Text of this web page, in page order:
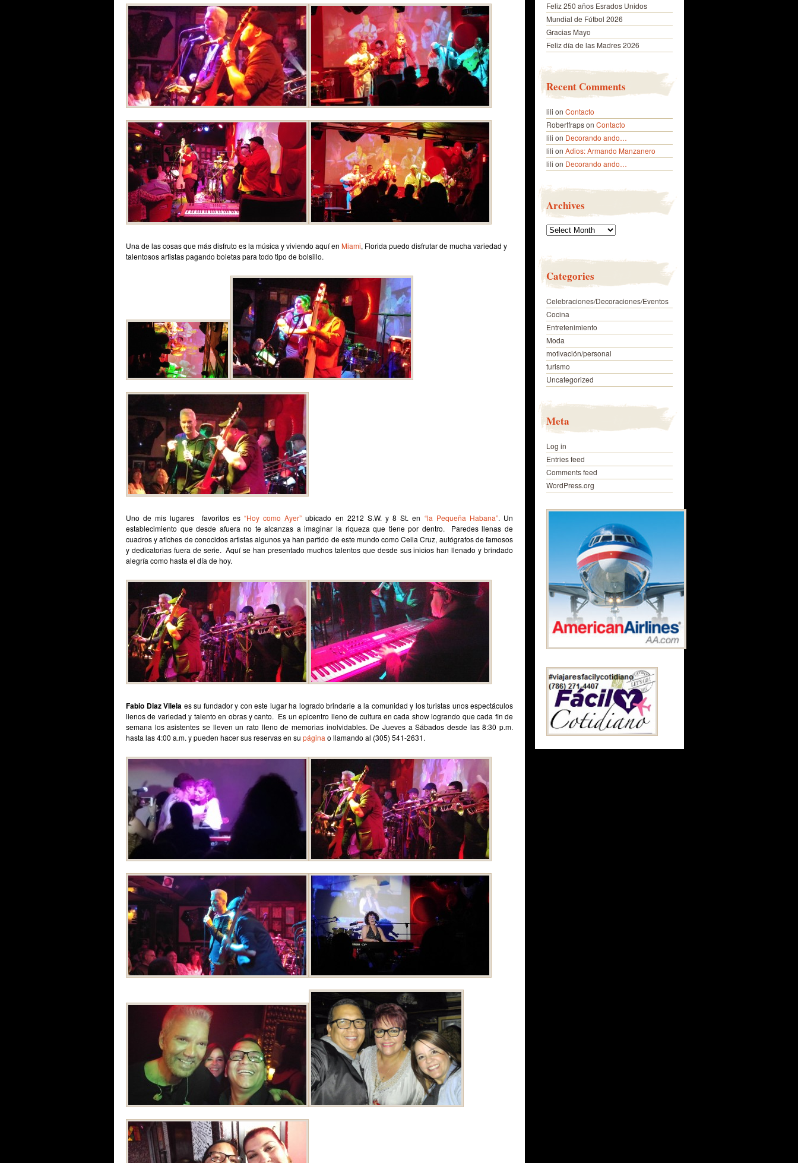
Una de las cosas que más disfruto es la música y viviendo aquí en Miami, Florida puedo disfrutar de mucha variedad y
talentosos artistas pagando boletas para todo tipo de bolsillo.
Uno de mis lugares favoritos es “Hoy como Ayer” ubicado en 2212 S.W. y 8 St. en “la Pequeña Habana”. Un
establecimiento que desde afuera no te alcanzas a imaginar la riqueza que tiene por dentro. Paredes llenas de
cuadros y afiches de conocidos artistas algunos ya han partido de este mundo como Celia Cruz, autógrafos de famosos
y dedicatorias fuera de serie. Aquí se han presentado muchos talentos que desde sus inicios han llenado y brindado
alegría como hasta el día de hoy.
Fabio Diaz Vilela es su fundador y con este lugar ha logrado brindarle a la comunidad y los turistas unos espectáculos
llenos de variedad y talento en obras y canto. Es un epicentro lleno de cultura en cada show logrando que cada fin de
semana los asistentes se lleven un rato lleno de memorias inolvidables. De Jueves a Sábados desde las 8:30 p.m.
hasta las 4:00 a.m. y pueden hacer sus reservas en su página o llamando al (305) 541-2631.
Feliz 250 años Esrados Unidos
Mundial de Fútbol 2026
Gracias Mayo
Feliz día de las Madres 2026
Recent Comments
lili on Contacto
Robertfrapson Contacto
lili on Decorando ando…
lili on Adios: Armando Manzanero
lili on Decorando ando…
Archives
Archives
Categories
Celebraciones/Decoraciones/Eventos
Cocina
Entretenimiento
Moda
motivación/personal
turismo
Uncategorized
Meta
Log in
Entries feed
Comments feed
WordPress.org